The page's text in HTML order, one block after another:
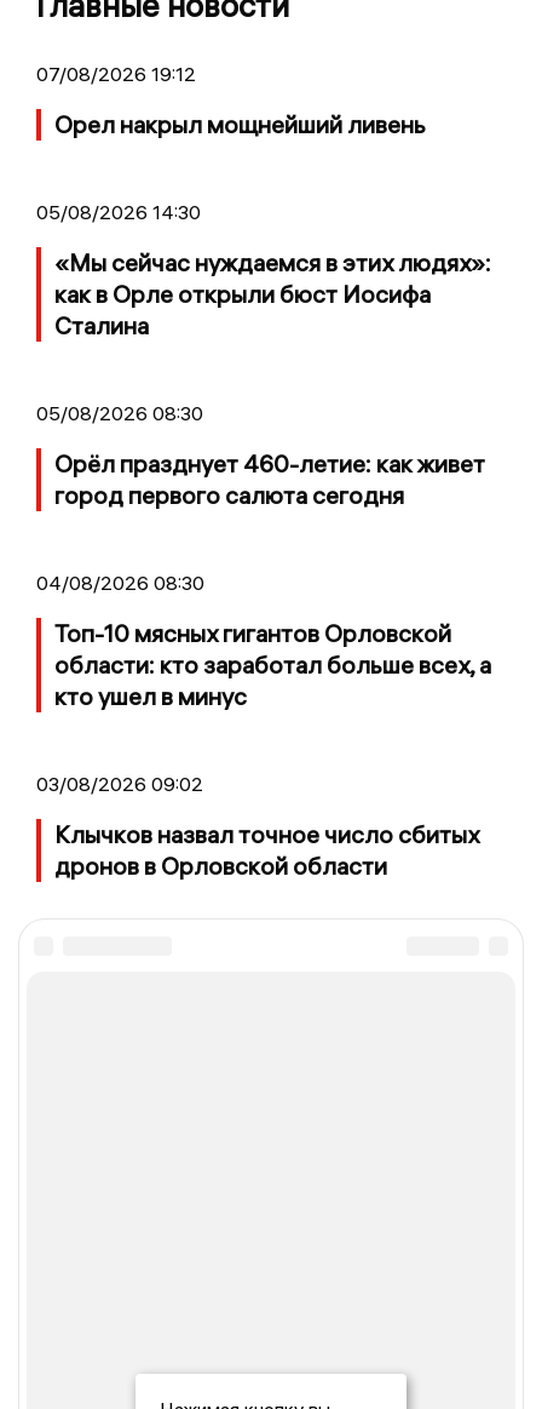
07/08/2026 19:12
Орел накрыл мощнейший ливень
05/08/2026 14:30
«Мы сейчас нуждаемся в этих людях»:
как в Орле открыли бюст Иосифа
Сталина
05/08/2026 08:30
Орёл празднует 460-летие: как живет
город первого салюта сегодня
04/08/2026 08:30
Топ-10 мясных гигантов Орловской
области: кто заработал больше всех, а
кто ушел в минус
03/08/2026 09:02
Клычков назвал точное число сбитых
дронов в Орловской области